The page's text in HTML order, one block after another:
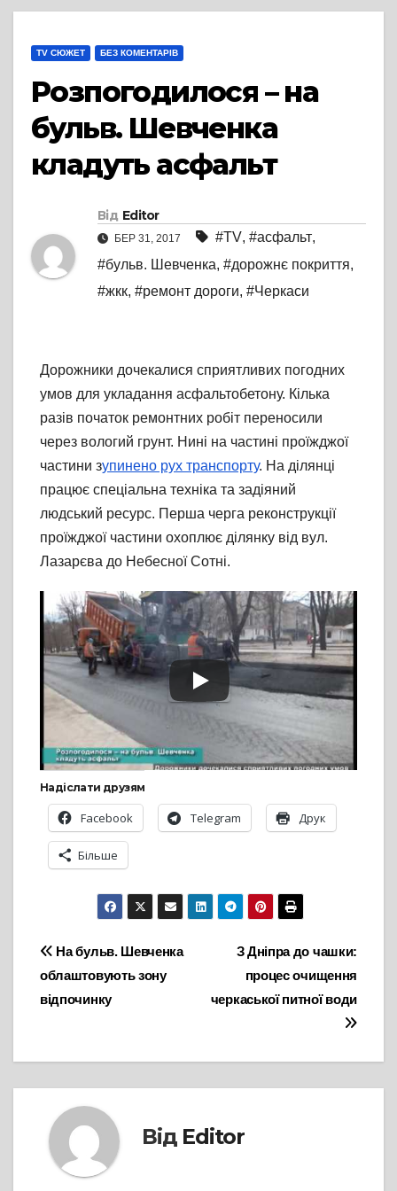
TV СЮЖЕТ БЕЗ КОМЕНТАРІВ
Розпогодилося – на
бульв. Шевченка
кладуть асфальт
Від Editor
БЕР 31, 2017 #TV, #асфальт,
#бульв. Шевченка, #дорожнє покриття,
#жкк, #ремонт дороги, #Черкаси
Дорожники дочекалися сприятливих погодних
умов для укладання асфальтобетону. Кілька
разів початок ремонтних робіт переносили
через вологий грунт. Нині на частині проїжджої
частини зупинено рух транспорту. На ділянці
працює спеціальна техніка та задіяний
людський ресурс. Перша черга реконструкції
проїжджої частини охоплює ділянку від вул.
Лазарєва до Небесної Сотні.
Надіслати друзям
Facebook Telegram Друк
Більше
Навігація
записів
З Дніпра до чашки:
процес очищення
черкаської питної води
На бульв. Шевченка
облаштовують зону
відпочинку
Від Editor